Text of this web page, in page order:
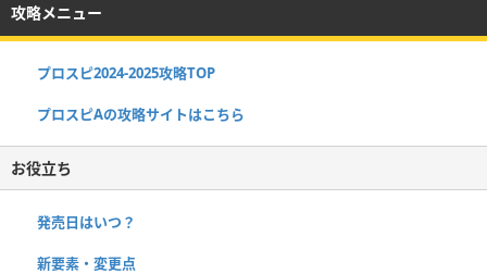
攻略メニュー
プロスピ2024-2025攻略TOP
プロスピAの攻略サイトはこちら
お役立ち
発売日はいつ？
新要素・変更点